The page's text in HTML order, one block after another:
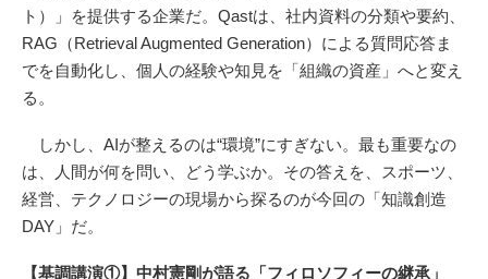
ト）」を提供する企業だ。Qastは、社内資料の分類や要約、
RAG（Retrieval Augmented Generation）による質問応答ま
でを自動化し、個人の経験や知見を「組織の資産」へと変え
る。
しかし、AIが整えるのは“環境”にすぎない。最も重要なの
は、人間が何を問い、どう学ぶか。その答えを、スポーツ、
経営、テクノロジーの現場から探るのが今回の「知識創造
DAY」だ。
【基調講演①】中村憲剛が語る「フィロソフィーの継承」